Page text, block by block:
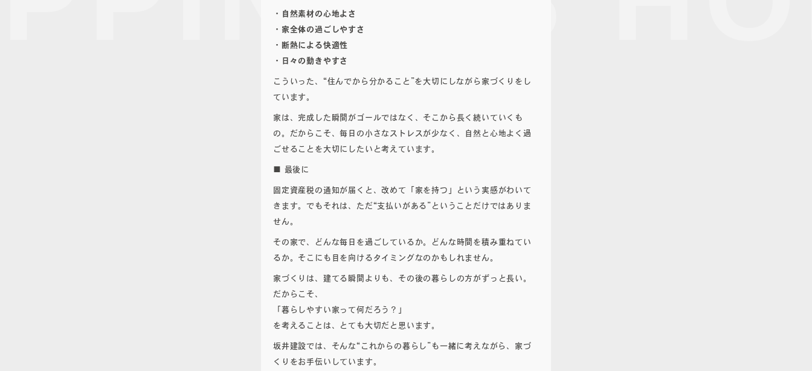
・自然素材の心地よさ
・家全体の過ごしやすさ
・断熱による快適性
・日々の動きやすさ
こういった、“住んでから分かること”を大切にしながら家づくりをし
ています。
家は、完成した瞬間がゴールではなく、そこから長く続いていくも
の。だからこそ、毎日の小さなストレスが少なく、自然と心地よく過
ごせることを大切にしたいと考えています。
■ 最後に
固定資産税の通知が届くと、改めて「家を持つ」という実感がわいて
きます。でもそれは、ただ“支払いがある”ということだけではありま
せん。
その家で、どんな毎日を過ごしているか。どんな時間を積み重ねてい
るか。そこにも目を向けるタイミングなのかもしれません。
家づくりは、建てる瞬間よりも、その後の暮らしの方がずっと長い。
だからこそ、
「暮らしやすい家って何だろう？」
を考えることは、とても大切だと思います。
坂井建設では、そんな“これからの暮らし”も一緒に考えながら、家づ
くりをお手伝いしています。